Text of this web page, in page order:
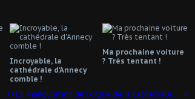
Incroyable, la
cathédrale d'Annecy
comble !
Ma prochaine voiture
? Très tentant !
J -13. inauguration de l'orgue de la cathédrale de Lyon : Pascal Quoirin, facteur d'orgue